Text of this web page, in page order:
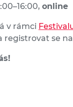
online
v rámci
registrovat se